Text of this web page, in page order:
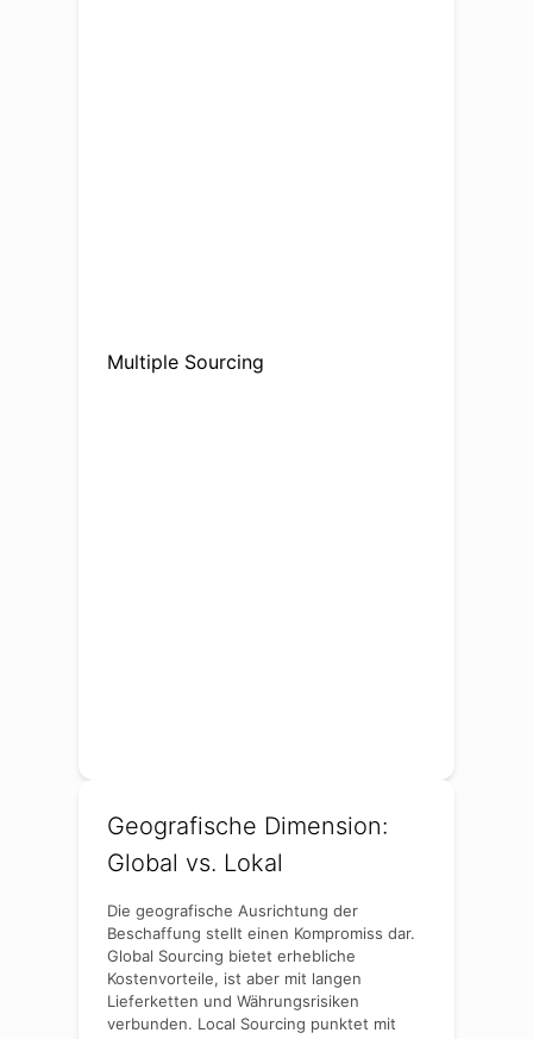
Multiple Sourcing
Geografische Dimension:
Global vs. Lokal
Die geografische Ausrichtung der
Beschaffung stellt einen Kompromiss dar.
Global Sourcing bietet erhebliche
Kostenvorteile, ist aber mit langen
Lieferketten und Währungsrisiken
verbunden. Local Sourcing punktet mit